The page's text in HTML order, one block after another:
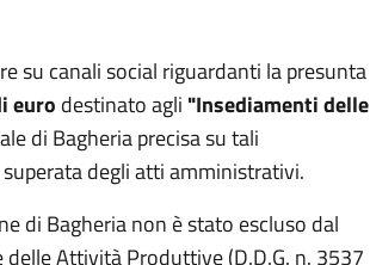
su canali social riguardanti la presunta
euro destinato agli "Insediamenti delle
di Bagheria precisa su tali
degli atti amministrativi.
di Bagheria non è stato escluso dal
Attività Produttive (D.D.G. n. 3537